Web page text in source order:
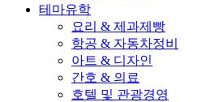
테마유학
요리 & 제과제빵
항공 & 자동차정비
아트 & 디자인
간호 & 의료
호텔 및 관광경영